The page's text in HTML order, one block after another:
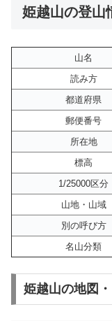
姫越山の登山
山名
読み方
都道府県
郵便番号
所在地
標高
1/25000区分
山地・山域
別の呼び方
名山分類
姫越山の地図